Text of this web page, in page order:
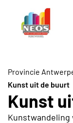
Provincie
Kunst uit de buurt
Kunst
Kunstwandeling